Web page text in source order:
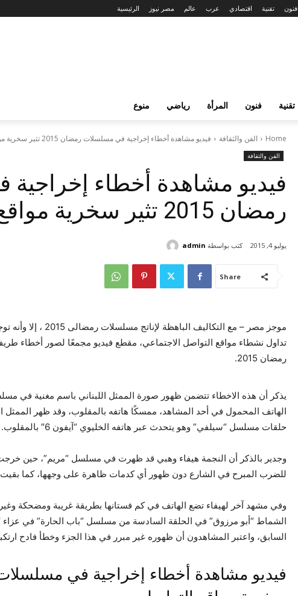
الرئيسية مصر نيوز عالم عرب اقتصادي تقنية فنون
تقنية فنون المرأة رياضي منوع
Home الفن والثقافة فيديو مشاهدة أخطاء إخراجية في مسلسلات رمضان 2015 تثير سخرية مواقع التواصل
الفن والثقافة
فيديو مشاهدة أخطاء
رمضان 2015 تثير سخرية مواقع التواصل
يوليو 4, 2015 كتب بواسطة admin
Share
موجز مصر – مع التكاليف
تداول نشطاء مواقع التواصل الاجتماعي، مقطع فيديو مجمعًا لصور أخطاء
رمضان 2015.
الهاتف المحمول في أحد المشاهد، ممسكًا هاتفه بالمقلوب، وقد ظهر
حلقات مسلسل “سيلفي” وهو يتحدث عبر هاتفه الخليوي “آيفون 6″ بالمقلوب.
وجدير بالذكر أن النجمة هيفاء وهبي قد ظهرت في مسلسل “مريم”، حين
للضرب المبرح في الشارع دون ظهور أي كدمات ظاهرة على وجهها، كما
وفي مشهد آخر لهيفاء تضع الهاتف في كم فستانها بطريقة غريبة ومضحكة
الشماط “أبو مرزوق” في الحلقة السادسة من مسلسل “باب الحارة” في عزاء
السابق، واعتبر المشاهدون أن ظهوره غير مبرر في هذا الجزء وخطأ فادح